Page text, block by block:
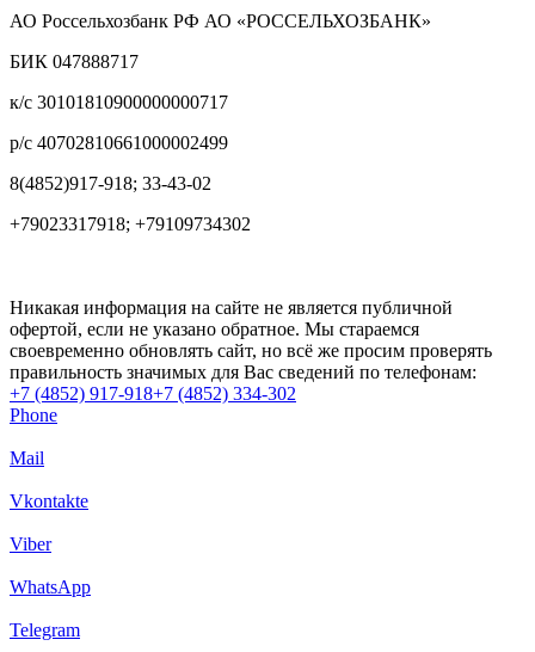
АО Россельхозбанк РФ АО «РОССЕЛЬХОЗБАНК»
БИК 047888717
к/с 30101810900000000717
р/с 40702810661000002499
8(4852)917-918; 33-43-02
+79023317918; +79109734302
Никакая информация на сайте не является публичной
офертой, если не указано обратное. Мы стараемся
своевременно обновлять сайт, но всё же просим проверять
правильность значимых для Вас сведений по телефонам:
+7 (4852) 917-918+7 (4852) 334-302
Phone
Mail
Vkontakte
Viber
WhatsApp
Telegram